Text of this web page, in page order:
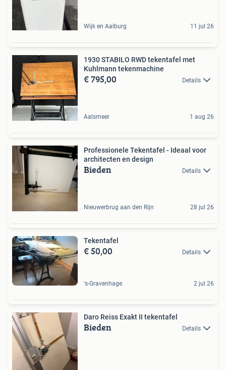
Wijk en Aalburg 11 jul 26
1930 STABILO RWD tekentafel met
Kuhlmann tekenmachine
€ 795,00 Details
Aalsmeer 1 aug 26
Professionele Tekentafel - Ideaal voor
architecten en design
Bieden Details
Nieuwerbrug aan den Rijn 28 jul 26
Tekentafel
€ 50,00 Details
's-Gravenhage 2 jul 26
Daro Reiss Exakt II tekentafel
Bieden Details